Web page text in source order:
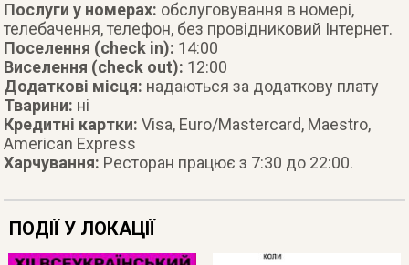
Послуги у номерах: обслуговування в номері,
телебачення, телефон, без провідниковий Інтернет.
Поселення (check in): 14:00
Виселення (check out): 12:00
Додаткові місця: надаються за додаткову плату
Тварини: ні
Кредитні картки: Visa, Euro/Mastercard, Maestro,
American Express
Харчування: Ресторан працює з 7:30 до 22:00.
ПОДІЇ У ЛОКАЦІЇ